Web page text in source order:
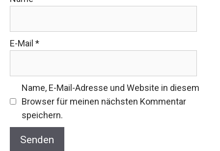
E-Mail *
Name, E-Mail-Adresse und Website in diesem
Browser für meinen nächsten Kommentar
speichern.